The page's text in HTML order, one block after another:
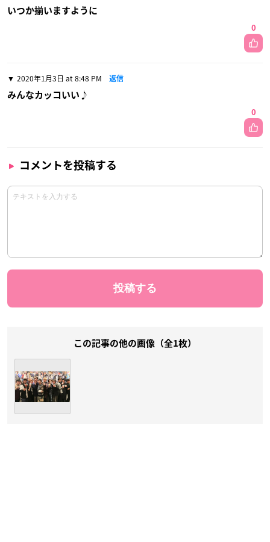
いつか揃いますように
0
2020年1月3日 at 8:48 PM 返信
みんなカッコいい♪
0
コメントを投稿する
この記事の他の画像（全1枚）